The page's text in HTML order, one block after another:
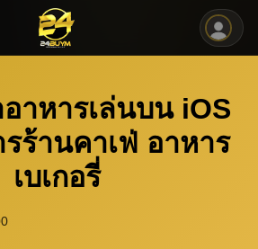
าหารเล่นบน iOS
ร้านคาเฟ่ อาหาร
เบเกอรี่